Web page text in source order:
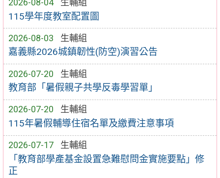
2026-08-04 生輔組
115學年度教室配置圖
2026-08-03 生輔組
嘉義縣2026城鎮韌性(防空)演習公告
2026-07-20 生輔組
教育部「暑假親子共學反毒學習單」
2026-07-20 生輔組
115年暑假輔導住宿名單及繳費注意事項
2026-07-17 生輔組
「教育部學產基金設置急難慰問金實施要點」修
正